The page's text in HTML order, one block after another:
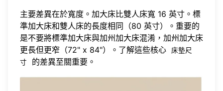
主要差異在於寬度。加大床比雙人床寬 16 英寸。標
準加大床和雙人床的長度相同（80 英寸）。重要的
是不要將標準加大床與加州加大床混淆，加州加大床
更長但更窄（72" x 84"）。了解這些核心
床墊尺
寸
的差異至關重要。